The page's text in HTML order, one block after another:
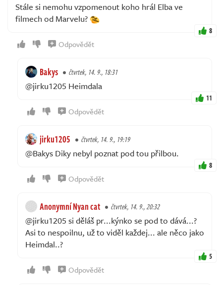
Stále si nemohu vzpomenout koho hrál Elba ve
filmech od Marvelu?
8
Odpovědět
Bakys čtvrtek, 14. 9., 18:31
@jirku1205 Heimdala
11
Odpovědět
jirku1205 čtvrtek, 14. 9., 19:19
@Bakys Diky nebyl poznat pod tou přilbou.
8
Odpovědět
Anonymní Nyan cat čtvrtek, 14. 9., 20:32
@jirku1205 si děláš pr...kýnko se pod to dává...?
Asi to nespoilnu, už to viděl každej... ale něco jako
Heimdal..?
5
Odpovědět